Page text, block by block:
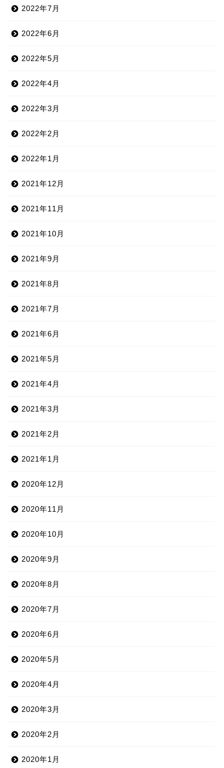
2022年7月
2022年6月
2022年5月
2022年4月
2022年3月
2022年2月
2022年1月
2021年12月
2021年11月
2021年10月
2021年9月
2021年8月
2021年7月
2021年6月
2021年5月
2021年4月
2021年3月
2021年2月
2021年1月
2020年12月
2020年11月
2020年10月
2020年9月
2020年8月
2020年7月
2020年6月
2020年5月
2020年4月
2020年3月
2020年2月
2020年1月